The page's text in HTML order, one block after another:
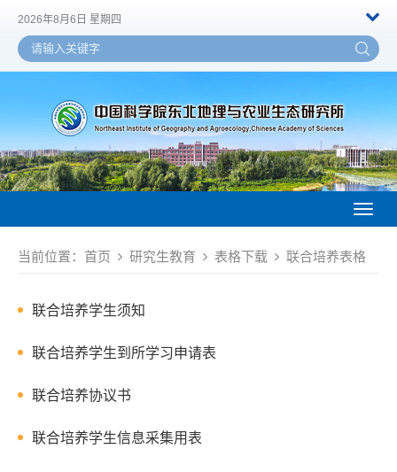
2026年8月6日 星期四
当前位置： 首页 研究生教育 表格下载 联合培养表格
联合培养学生须知
联合培养学生到所学习申请表
联合培养协议书
联合培养学生信息采集用表